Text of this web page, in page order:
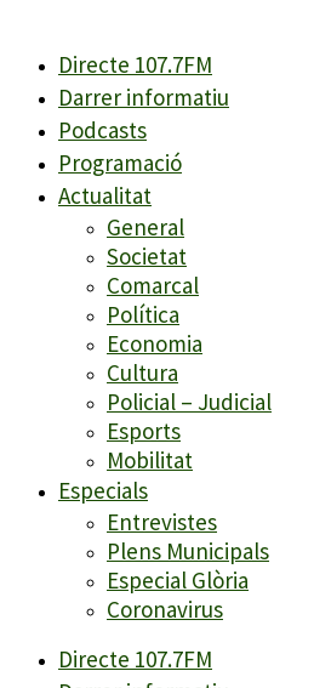
Directe 107.7FM
Darrer informatiu
Podcasts
Programació
Actualitat
General
Societat
Comarcal
Política
Economia
Cultura
Policial – Judicial
Esports
Mobilitat
Especials
Entrevistes
Plens Municipals
Especial Glòria
Coronavirus
Directe 107.7FM